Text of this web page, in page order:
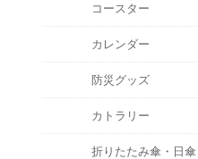
コースター
カレンダー
防災グッズ
カトラリー
折りたたみ傘・日傘